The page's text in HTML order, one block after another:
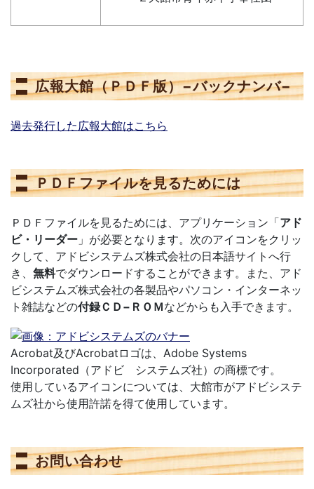
広報大館（ＰＤＦ版）−バックナンバ−
過去発行した広報大館はこちら
ＰＤＦファイルを見るためには
ＰＤＦファイルを見るためには、アプリケーション「アド
ビ・リーダー 」が必要となります。次のアイコンをクリッ
クして、アドビシステムズ株式会社の日本語サイトへ行
き、 無料でダウンロードすることができます。また、アド
ビシステムズ株式会社の各製品やパソコン・インターネッ
ト雑誌などの付録ＣＤ−ＲＯＭなどからも入手できます。
Acrobat及びAcrobatロゴは、Adobe Systems
Incorporated（アドビ システムズ社）の商標です。
使用しているアイコンについては、大館市がアドビシステ
ムズ社から使用許諾を得て使用しています。
お問い合わせ